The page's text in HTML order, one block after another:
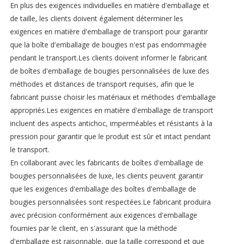
En plus des exigences individuelles en matière d'emballage et
de taille, les clients doivent également déterminer les
exigences en matière d'emballage de transport pour garantir
que la boîte d'emballage de bougies n'est pas endommagée
pendant le transport.Les clients doivent informer le fabricant
de boîtes d'emballage de bougies personnalisées de luxe des
méthodes et distances de transport requises, afin que le
fabricant puisse choisir les matériaux et méthodes d'emballage
appropriés.Les exigences en matière d'emballage de transport
incluent des aspects antichoc, imperméables et résistants à la
pression pour garantir que le produit est sûr et intact pendant
le transport.
En collaborant avec les fabricants de boîtes d'emballage de
bougies personnalisées de luxe, les clients peuvent garantir
que les exigences d'emballage des boîtes d'emballage de
bougies personnalisées sont respectées.Le fabricant produira
avec précision conformément aux exigences d'emballage
fournies par le client, en s'assurant que la méthode
d'emballage est raisonnable, que la taille correspond et que